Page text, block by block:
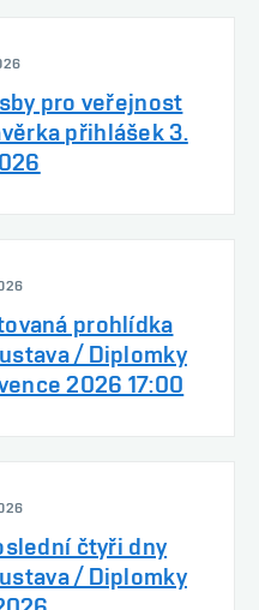
pro veřejnost
přihlášek 3.
prohlídka
/ Diplomky
2026 17:00
čtyři dny
/ Diplomky